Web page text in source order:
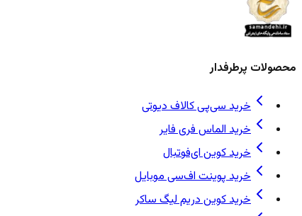
محصولات پرطرفدار
خرید سی‌پی کالاف دیوتی
خرید الماس فری فایر
خرید کوین ای‌فوتبال
خرید پوینت اف‌سی موبایل
خرید کوین دریم لیگ ساکر